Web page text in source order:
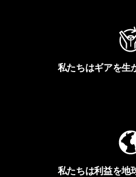
私たちはギアを生
私たちは利益を地